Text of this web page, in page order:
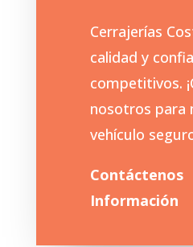
Cerrajerías
calidad y
competitivos.
nosotros para
vehículo
Contáctenos
Información